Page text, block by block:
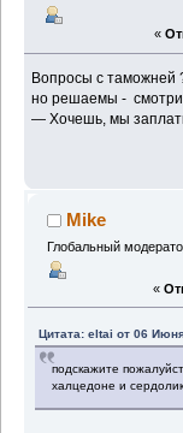
«
Вопросы с
но решаемы -
— Хочешь, мы
Mike
Глобальный
«
Цитата: eltai от 06
подскажите
халцедоне и